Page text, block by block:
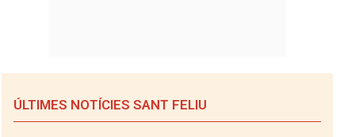
ÚLTIMES NOTÍCIES SANT FELIU